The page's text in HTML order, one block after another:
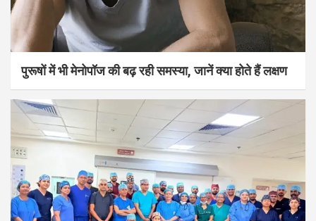
पुरूषों में भी मेनोपॉज की बढ़ रही समस्या, जानें क्या होते हैं लक्षण